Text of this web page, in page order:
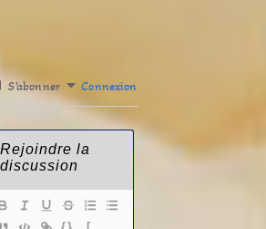
S’abonner Connexion